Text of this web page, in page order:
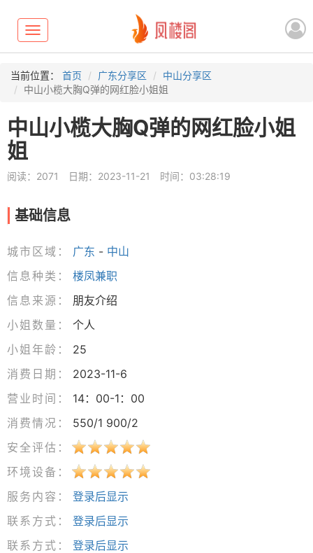
Toggle
navigation
当前位置： 首页 广东分享区
中山分享区
中山小榄大胸Q弹的网红脸小姐姐
中山小榄大胸Q弹的网红脸小姐
姐
阅读：2071 日期：2023-11-21 时间：03:28:19
基础信息
城市区域： 广东 - 中山
信息种类：
楼凤兼职
信息来源：
朋友介绍
小姐数量：
个人
小姐年龄：
25
消费日期：
2023-11-6
营业时间：
14：00-1：00
消费情况：
550/1 900/2
安全评估：
环境设备：
服务内容：
登录后显示
联系方式：
登录后显示
联系方式：
登录后显示